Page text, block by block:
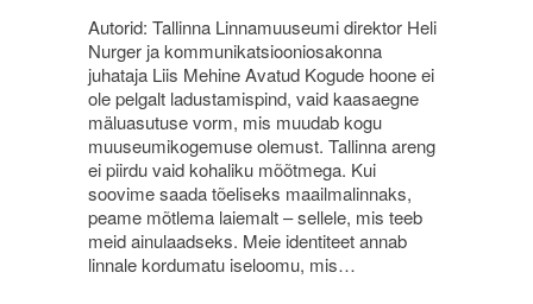
Autorid: Tallinna Linnamuuseumi direktor Heli
Nurger ja kommunikatsiooniosakonna
juhataja Liis Mehine Avatud Kogude hoone ei
ole pelgalt ladustamispind, vaid kaasaegne
mäluasutuse vorm, mis muudab kogu
muuseumikogemuse olemust. Tallinna areng
ei piirdu vaid kohaliku mõõtmega. Kui
soovime saada tõeliseks maailmalinnaks,
peame mõtlema laiemalt – sellele, mis teeb
meid ainulaadseks. Meie identiteet annab
linnale kordumatu iseloomu, mis…